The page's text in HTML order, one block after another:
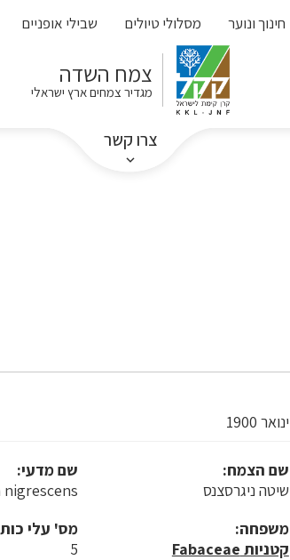
חינוך ונוער מסלולי טיולים שבילי אופניים
צמח השדה
מגדיר צמחים ארץ ישראלי
צרו קשר
שם הצמח:
שיטה ניגרסצנס
שם מדעי:
nigrescens
משפחה:
קטניות Fabaceae
מס' עלי
5